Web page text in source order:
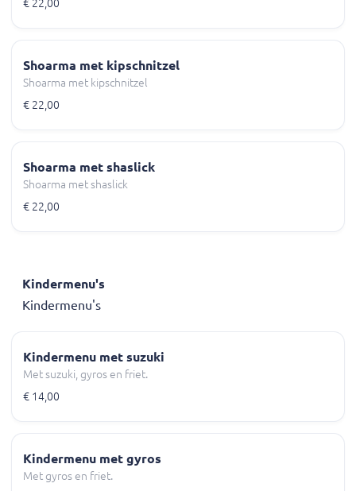
€ 22,00
Shoarma met kipschnitzel
Shoarma met kipschnitzel
€ 22,00
Shoarma met shaslick
Shoarma met shaslick
€ 22,00
Kindermenu's
Kindermenu's
Kindermenu met suzuki
Met suzuki, gyros en friet.
€ 14,00
Kindermenu met gyros
Met gyros en friet.